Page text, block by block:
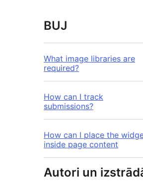
BUJ
What image libraries are
required?
How can I track
submissions?
How can I place the
inside page content
Autori un